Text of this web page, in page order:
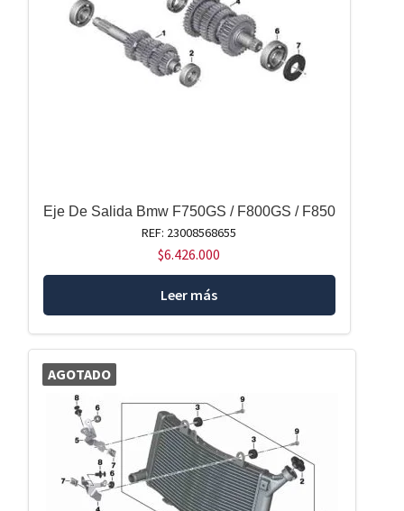
Eje De Salida Bmw F750GS / F800GS / F850
REF: 23008568655
$6.426.000
Leer más
AGOTADO